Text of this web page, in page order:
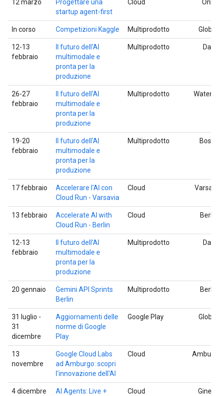
12 marzo
Progettare una
startup agent-first
Cloud
In corso Competizioni Kaggle Multiprodotto
12-13
febbraio
Il futuro dell'AI
multimodale e
pronta per la
produzione
Multiprodotto
26-27
febbraio
Il futuro dell'AI
multimodale e
pronta per la
produzione
Multiprodotto
19-20
febbraio
Il futuro dell'AI
multimodale e
pronta per la
produzione
Multiprodotto
17 febbraio
Accelerare l'AI con
Cloud Run - Varsavia
Cloud
13 febbraio
Accelerate AI with
Cloud Run - Berlin
Cloud
12-13
febbraio
Il futuro dell'AI
multimodale e
pronta per la
produzione
Multiprodotto
20 gennaio
Gemini API Sprints
Berlin
Multiprodotto
31 luglio -
31
dicembre
Aggiornamenti delle
norme di Google
Play
Google Play
13
novembre
Google Cloud Labs
ad Amburgo: scopri
l'innovazione dell'AI
Cloud
4 dicembre
AI Agents: Live +
Cloud